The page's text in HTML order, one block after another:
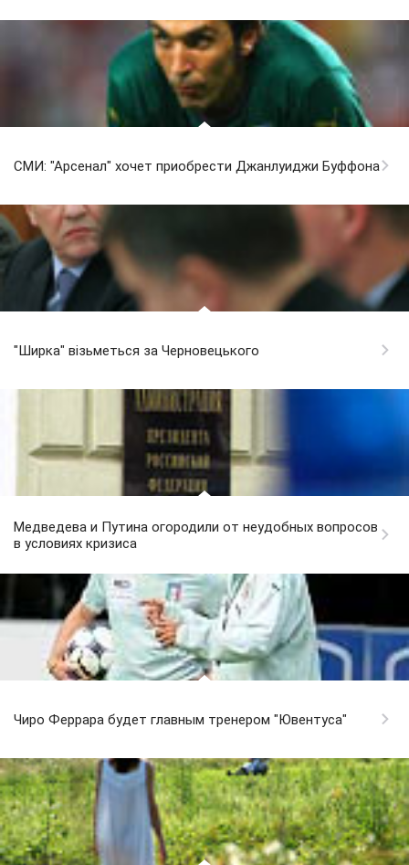
СМИ: "Арсенал" хочет приобрести Джанлуиджи Буффона
"Ширка" візьметься за Черновецького
Медведева и Путина огородили от неудобных вопросов
в условиях кризиса
Чиро Феррара будет главным тренером "Ювентуса"